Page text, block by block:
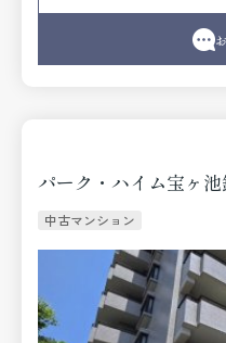
パーク・ハイム宝ヶ
中古マンション